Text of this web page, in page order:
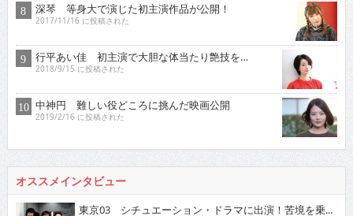
深琴 等身大で演じた初主演作品が公開！
2017/11/16 に投稿された
行平あい佳 初主演で大胆な体当たり艶技を…
2018/9/15 に投稿された
中神円 難しい役どころに挑んだ映画公開
2019/2/16 に投稿された
オススメインタビュー
東京03 シチュエーション・ドラマに出演！苦境を乗...